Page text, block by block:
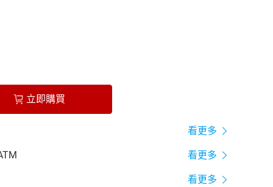
立即購買
看更多
看更多
看更多